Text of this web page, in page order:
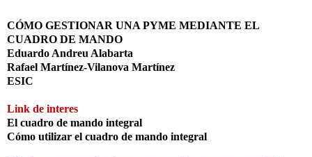
CÓMO GESTIONAR UNA PYME MEDIANTE EL
CUADRO DE MANDO
Eduardo Andreu Alabarta
Rafael Martínez-Vilanova Martínez
ESIC
Link de interes
El cuadro de mando integral
Cómo utilizar el cuadro de mando integral